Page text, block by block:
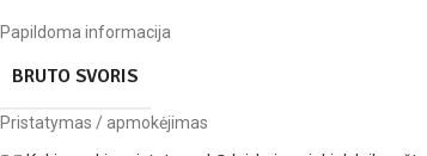
Papildoma informacija
BRUTO SVORIS
Pristatymas / apmokėjimas